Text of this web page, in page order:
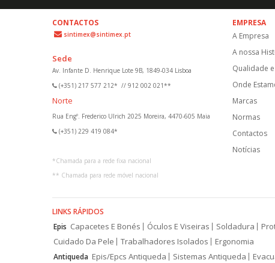
CONTACTOS
sintimex@sintimex.pt
Sede
Av. Infante D. Henrique Lote 9B, 1849-034 Lisboa
(+351) 217 577 212* // 912 002 021**
Norte
Rua Engº. Frederico Ulrich 2025 Moreira, 4470-605 Maia
(+351) 229 419 084*
*Chamada para a rede fixa nacional
** Chamada para rede móvel nacional
EMPRESA
A Empresa
A nossa
Qualidade
Onde
Marcas
Normas
Contactos
Notícias
LINKS RÁPIDOS
Epis Capacetes E Bonés Óculos E Viseiras Soldadura
Cuidado Da Pele
Trabalhadores Isolados Ergonomia
Antiqueda Epis/Epcs Antiqueda Sistemas Antiqueda